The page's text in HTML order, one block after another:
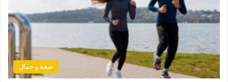
صحة و جمال